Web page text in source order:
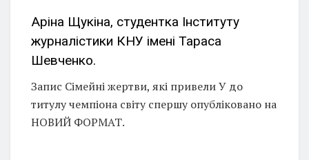
Аріна Щукіна, студентка Інституту
журналістики КНУ імені Тараса
Шевченко.
Запис Сімейні жертви, які привели У до
титулу чемпіона світу спершу опубліковано на
НОВИЙ ФОРМАТ.